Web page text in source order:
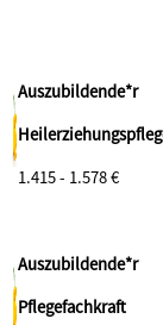
Auszubildende*r
1.415 - 1.578 €
Auszubildende*r
Pflegefachkraft